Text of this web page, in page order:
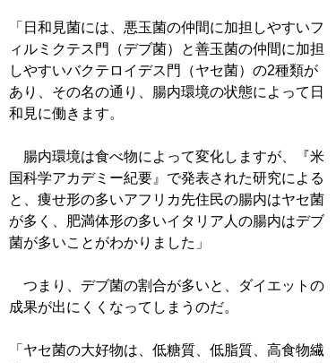
「日和見菌には、悪玉菌の仲間に加担しやすいフ
ィルミクテス門（デブ菌）と善玉菌の仲間に加担
しやすいバクテロイデス門（ヤセ菌）の2種類が
あり、その名の通り、腸内環境の状態によって日
和見に働きます。
腸内環境は食べ物によって変化しますが、『米
国科学アカデミー紀要』で発表された研究による
と、痩せ形の多いアフリカ先住民の腸内はヤセ菌
が多く、肥満体形の多いイタリア人の腸内はデブ
菌が多いことがわかりました」
つまり、デブ菌の割合が多いと、ダイエットの
成果が出にくくなってしまうのだ。
「ヤセ菌の大好物は、低糖質、低脂質、高食物繊